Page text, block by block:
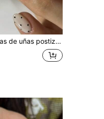
lunares negros minimalistas, incluye 1 adhesivo y 1 lima de uñas, adecuado para uso diario